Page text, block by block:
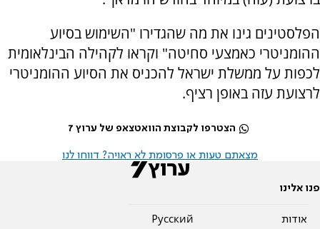
הפלסטינים גינו את מה שהגדירו "השימוש בסיוע
ההומניטרי כאמצעי סחיטה" וקראו לקהילה הבינלאומית
לכפות על ממשלת ישראל להכניס את הסיוע ההומניטרי
לרצועת עזה באופן רציף.
הצטרפו לקבוצת הוואטצאפ של ערוץ 7
מצאתם טעות או פרסומת לא ראויה? דווחו לנו
פנו אלינו
אודות
Pусский